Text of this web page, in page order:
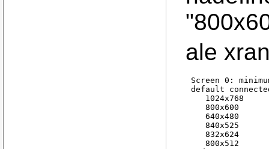
ale
Screen 0:
default connected
1024x768
800x600
640x480
840x525
832x624
800x512